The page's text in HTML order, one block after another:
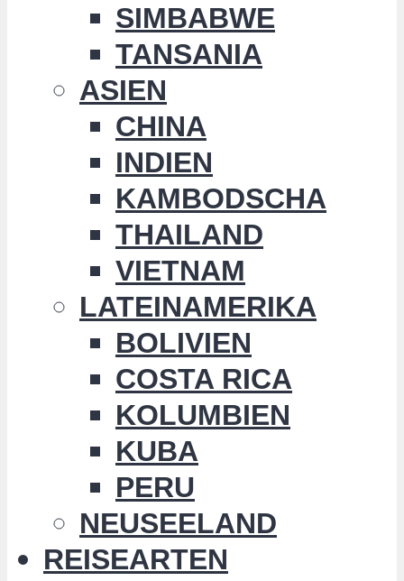
SIMBABWE
TANSANIA
ASIEN
CHINA
INDIEN
KAMBODSCHA
THAILAND
VIETNAM
LATEINAMERIKA
BOLIVIEN
COSTA RICA
KOLUMBIEN
KUBA
PERU
NEUSEELAND
REISEARTEN